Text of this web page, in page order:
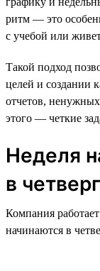
ритм — это
с учебой или
Такой подход
целей и создании
отчетов,
этого — четкие
Неделя
в четверг
Компания
начинаются в